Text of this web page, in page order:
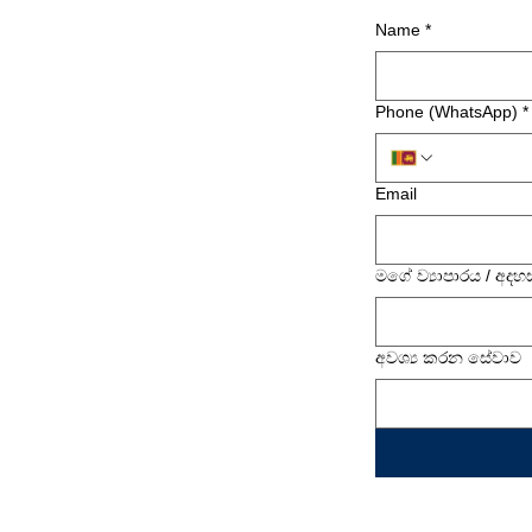
Name *
Phone (WhatsApp) *
Email
මගේ ව්‍යාපාරය /
අවශ්‍ය කරන සේවාව